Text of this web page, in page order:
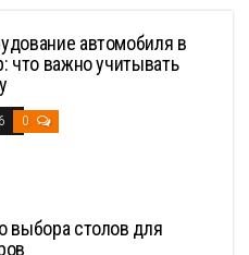
автомобиля в
что важно учитывать
0
выбора столов для